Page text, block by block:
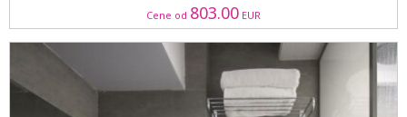
Cene od 803.00 EUR